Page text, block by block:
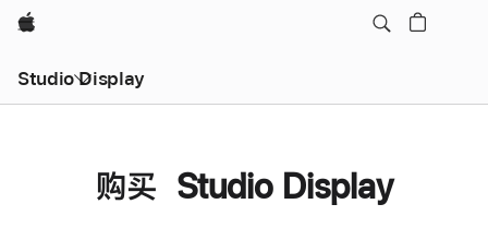
Apple
Studio Display
购买 Studio Display